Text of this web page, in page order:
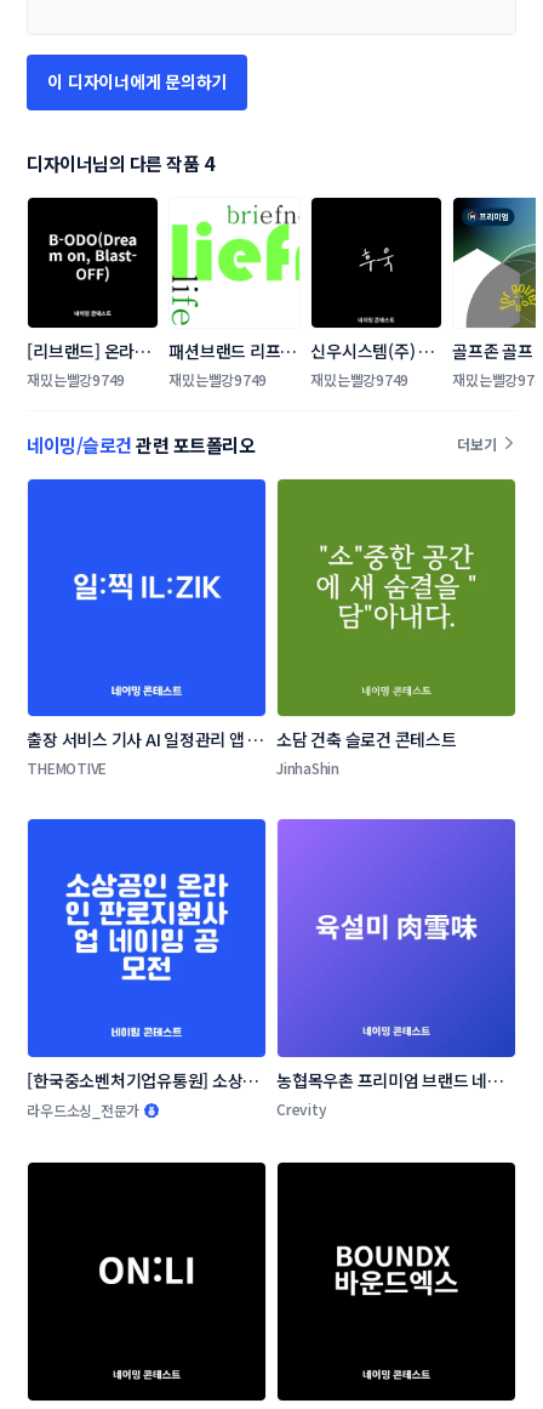
이 디자이너에게 문의하기
디자이너님의 다른 작품 4
[리브랜드] 온라인
퍼포먼스 광고 대행
재밌는빨강9749
패션브랜드 리프니
LIEFNY 로고 콘테
재밌는빨강9749
신우시스템(주) 네
이밍 콘테스트
재밌는빨강9749
골프존 골프
엄 신용카드
재밌는빨강
네이밍/슬로건관련 포트폴리오 더보기
출장 서비스 기사 AI 일정관리 앱 네
이밍 콘테스트
THEMOTIVE
소담 건축 슬로건 콘테스트
JinhaShin
[한국중소벤처기업유통원] 소상공
인 온라인 판로지원사업 네이밍 공
라우드소싱_전문가
농협목우촌 프리미엄 브랜드 네이
밍 공모
Crevity